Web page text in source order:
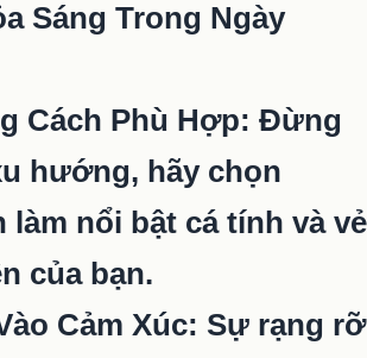
Sáng Trong Ngày
Cách Phù Hợp: Đừng
hướng, hãy chọn
làm nổi bật cá tính và vẻ
của bạn.
Cảm Xúc: Sự rạng rỡ